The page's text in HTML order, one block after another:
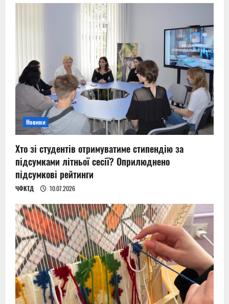
Новини
Хто зі студентів отримуватиме стипендію за
підсумками літньої сесії? Оприлюднено
підсумкові рейтинги
ЧФКТД 10.07.2026